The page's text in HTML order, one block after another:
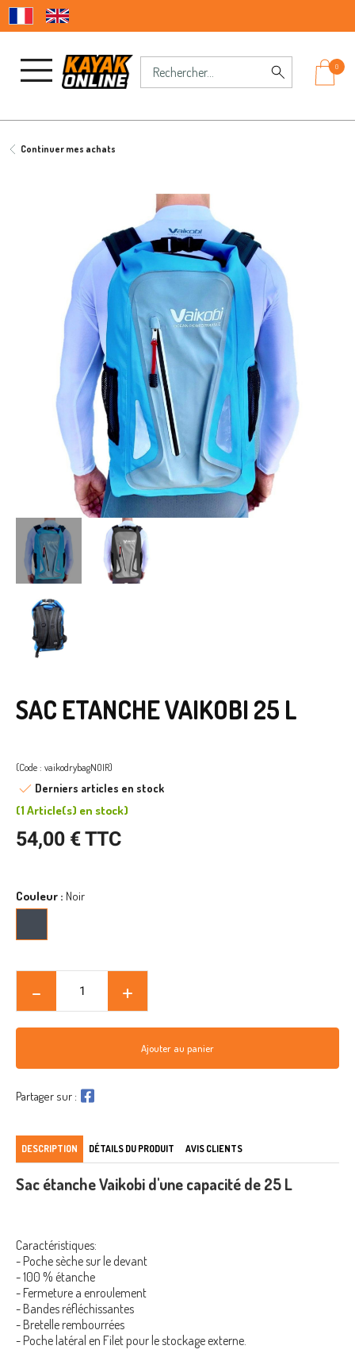
0
Continuer mes achats
DESCRIPTION DÉTAILS DU PRODUIT AVIS CLIENTS
Sac étanche Vaikobi d'une capacité de 25 L
Caractéristiques:
- Poche sèche sur le devant
- 100 % étanche
- Fermeture a enroulement
- Bandes réfléchissantes
- Bretelle rembourrées
- Poche latéral en Filet pour le stockage externe.
SAC ETANCHE VAIKOBI 25 L
(Code : vaikodrybagNOIR)
Derniers articles en stock
(1 Article(s) en stock)
54,00 € TTC
Couleur : Noir
Ajouter au panier
Partager sur :